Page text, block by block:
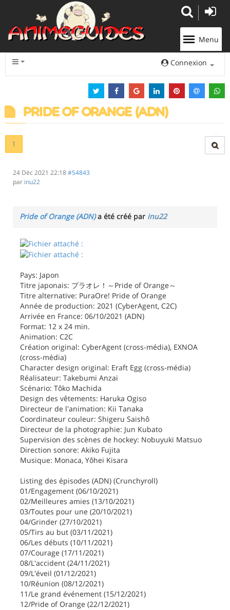
Menu
Connexion
PRIDE OF ORANGE (ADN)
1
24 Déc 2021 22:18#54843
par inu22
Pride of Orange (ADN)a été créé par inu22
Pays: Japon
Titre japonais: プラオレ！～Pride of Orange～
Titre alternative: PuraOre! Pride of Orange
Année de production: 2021 (CyberAgent, C2C)
Arrivée en France: 06/10/2021 (ADN)
Format: 12 x 24 min.
Animation: C2C
Création original: CyberAgent (cross-média), EXNOA
(cross-média)
Character design original: Eraft Egg (cross-média)
Réalisateur: Takebumi Anzai
Scénario: Tôko Machida
Design des vêtements: Haruka Ogiso
Directeur de l'animation: Kii Tanaka
Coordinateur couleur: Shigeru Saishô
Directeur de la photographie: Jun Kubato
Supervision des scènes de hockey: Nobuyuki Matsuo
Direction sonore: Akiko Fujita
Musique: Monaca, Yôhei Kisara
Listing des épisodes (ADN) (Crunchyroll)
01/Engagement (06/10/2021)
02/Meilleures amies (13/10/2021)
03/Toutes pour une (20/10/2021)
04/Grinder (27/10/2021)
05/Tirs au but (03/11/2021)
06/Les débuts (10/11/2021)
07/Courage (17/11/2021)
08/L'accident (24/11/2021)
09/L'éveil (01/12/2021)
10/Réunion (08/12/2021)
11/Le grand événement (15/12/2021)
12/Pride of Orange (22/12/2021)
Panneau de gestion des cookies